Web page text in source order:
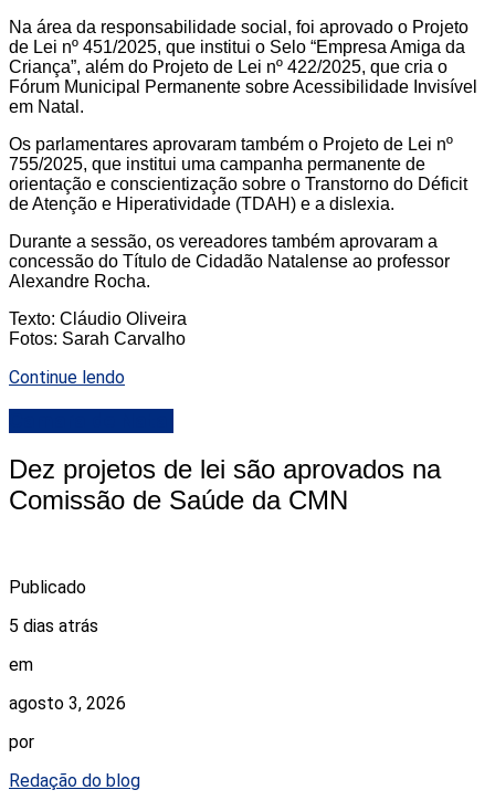
Na área da responsabilidade social, foi aprovado o Projeto
de Lei nº 451/2025, que institui o Selo “Empresa Amiga da
Criança”, além do Projeto de Lei nº 422/2025, que cria o
Fórum Municipal Permanente sobre Acessibilidade Invisível
em Natal.
Os parlamentares aprovaram também o Projeto de Lei nº
755/2025, que institui uma campanha permanente de
orientação e conscientização sobre o Transtorno do Déficit
de Atenção e Hiperatividade (TDAH) e a dislexia.
Durante a sessão, os vereadores também aprovaram a
concessão do Título de Cidadão Natalense ao professor
Alexandre Rocha.
Texto: Cláudio Oliveira
Fotos: Sarah Carvalho
Continue lendo
Dez projetos de lei são aprovados na
Comissão de Saúde da CMN
Publicado
5 dias atrás
em
agosto 3, 2026
por
Redação do blog